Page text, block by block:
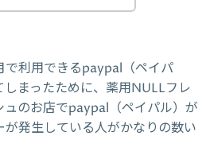
で利用できるpaypal（ペイパ
まったために、薬用NULLフレ
ュのお店でpaypal（ペイパル）が
発生している人がかなりの数い